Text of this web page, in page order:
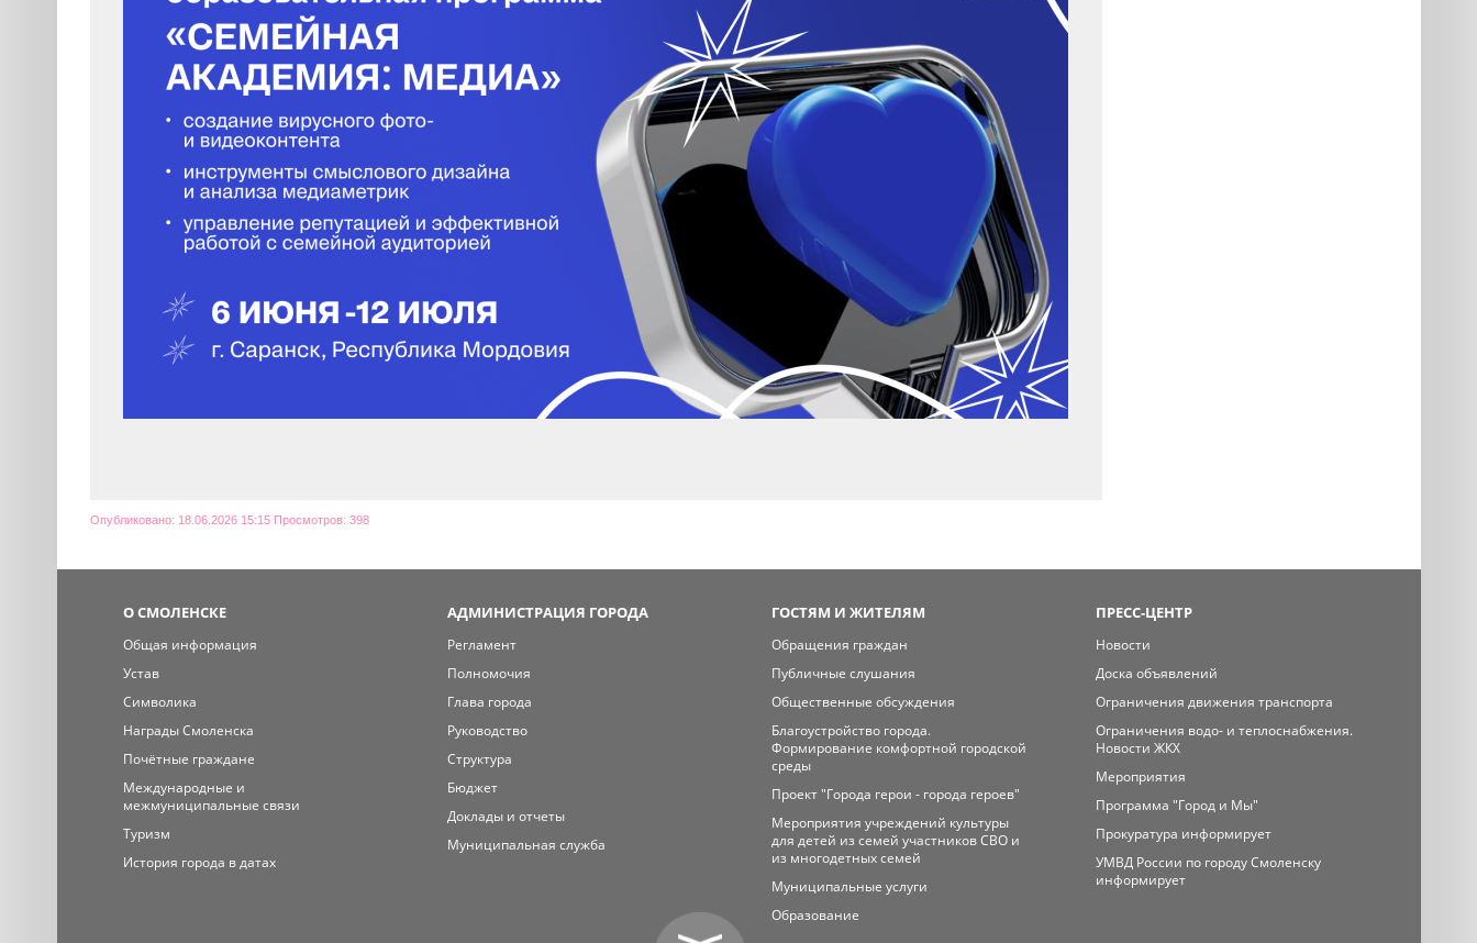
Опубликовано: 18.06.2026 15:15 Просмотров: 398
О СМОЛЕНСКЕ
Общая информация
Устав
Символика
Награды Смоленска
Почётные граждане
Международные и
межмуниципальные связи
Туризм
История города в датах
АДМИНИСТРАЦИЯ ГОРОДА
Регламент
Полномочия
Глава города
Руководство
Структура
Бюджет
Доклады и отчеты
Муниципальная служба
ГОСТЯМ И ЖИТЕЛЯМ
Обращения граждан
Публичные слушания
Общественные обсуждения
Благоустройство города.
Формирование комфортной городской
среды
Проект "Города герои - города героев"
Мероприятия учреждений культуры
для детей из семей участников СВО и
из многодетных семей
Муниципальные услуги
Образование
ПРЕСС-ЦЕНТР
Новости
Доска объявлений
Ограничения движения транспорта
Ограничения водо- и теплоснабжения.
Новости ЖКХ
Мероприятия
Программа "Город и Мы"
Прокуратура информирует
УМВД России по городу Смоленску
информирует